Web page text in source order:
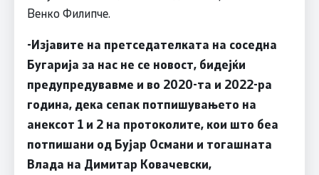
Венко Филипче.
-Изјавите на претседателката на соседна
Бугарија за нас не се новост, бидејќи
предупредувавме и во 2020-та и 2022-ра
година, дека сепак потпишувањето на
анексот 1 и 2 на протоколите, кои што беа
потпишани од Бујар Османи и тогашната
Влада на Димитар Ковачевски,